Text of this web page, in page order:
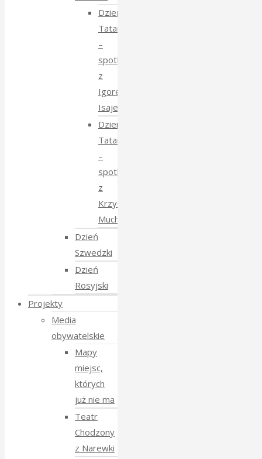
Dzień
Tatarski
–
spotkanie
z
Igorem
Isajewem
Dzien
Tatarski
–
spotkanie
z
Krzysztofem
Mucharskim
Dzień
Szwedzki
Dzień
Rosyjski
Projekty
Media
obywatelskie
Mapy
miejsc,
których
już nie ma
Teatr
Chodzony
z Narewki